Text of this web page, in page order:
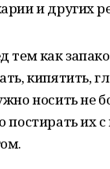
и других
тем как
кипятить,
носить не
постирать их